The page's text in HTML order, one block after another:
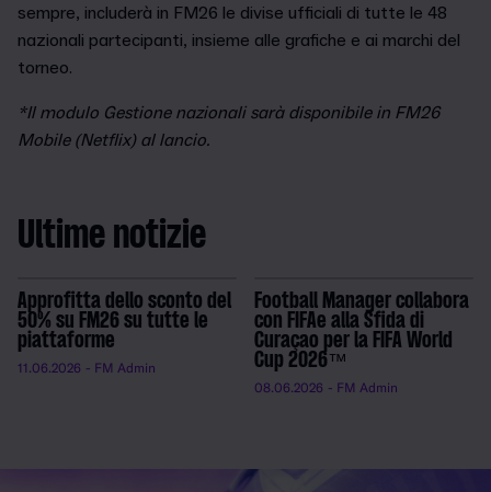
sempre, includerà in FM26 le divise ufficiali di tutte le 48
nazionali partecipanti, insieme alle grafiche e ai marchi del
torneo.
*Il modulo Gestione nazionali sarà disponibile in FM26
Mobile (Netflix) al lancio.
Ultime notizie
Approfitta dello sconto del
50% su FM26 su tutte le
piattaforme
11.06.2026 - FM Admin
Football Manager collabora
con FIFAe alla Sfida di
Curaçao per la FIFA World
Cup 2026™
08.06.2026 - FM Admin